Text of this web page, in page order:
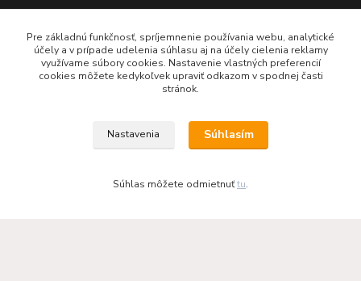
Pre základnú funkčnosť, spríjemnenie používania webu, analytické
účely a v prípade udelenia súhlasu aj na účely cielenia reklamy
využívame súbory cookies. Nastavenie vlastných preferencií
cookies môžete kedykoľvek upraviť odkazom v spodnej časti
stránok.
Nastavenia Súhlasím
Súhlas môžete odmietnuťtu.